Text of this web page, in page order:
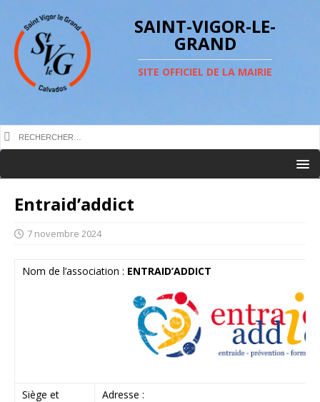
SAINT-VIGOR-LE-
GRAND
SITE OFFICIEL DE LA MAIRIE
Entraid’addict
7 novembre 2024
Nom de l’association : ENTRAID’ADDICT
Siège et
Adresse :